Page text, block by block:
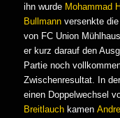
ihn wurde Mohammad
Bullmannversenkte die
von FC Union
er kurz darauf den
Partie noch
Zwischenresultat. In
einen Doppelwechsel
Breitlauchkamen